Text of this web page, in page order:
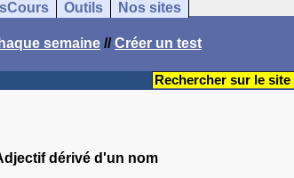
Outils Nos sites
semaine //Créer un test
dérivé d'un nom